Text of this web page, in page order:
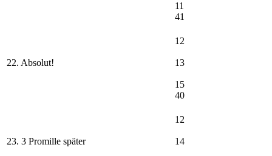
11
41
22. Absolut!
12
13
15
40
23. 3 Promille später
12
14